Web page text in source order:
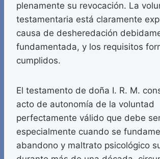
plenamente su revocación. La
testamentaria está claramente
causa de desheredación
fundamentada, y los requisitos
cumplidos.
El testamento de doña I. R. M.
acto de autonomía de la voluntad
perfectamente válido que debe
especialmente cuando se
abandono y maltrato psicológico